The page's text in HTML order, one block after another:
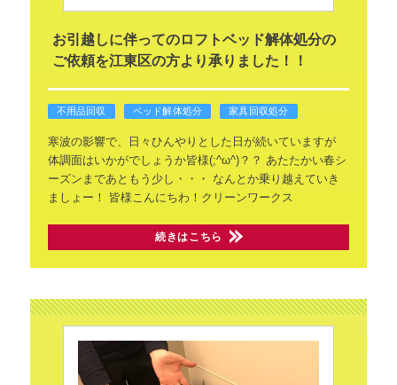
お引越しに伴ってのロフトベッド解体処分の
ご依頼を江東区の方より承りました！！
不用品回収 ベッド解体処分 家具回収処分
寒波の影響で、日々ひんやりとした日が続いていますが
体調面はいかがでしょうか皆様(;^ω^)？？ あたたかい春シ
ーズンまであともう少し・・・
なんとか乗り越えていき
ましょー！
皆様こんにちわ！クリーンワークス
続きはこちら